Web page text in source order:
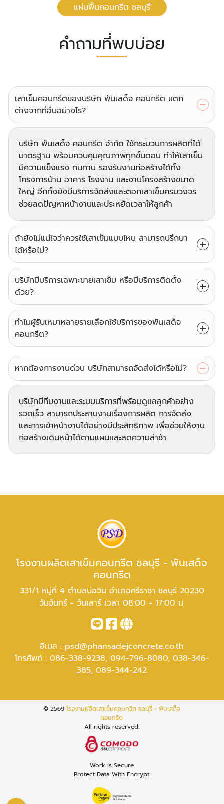
แผ่นพื้นคอนกรีต ชลบุรี
คำถามที่พบบ่อย
เสาเข็มคอนกรีตของบริษัท พันเสด็จ คอนกรีต แตก
ต่างจากที่อื่นอย่างไร?
บริษัท พันเสด็จ คอนกรีต จำกัด ใช้กระบวนการผลิตที่ได้
มาตรฐาน พร้อมควบคุมคุณภาพทุกขั้นตอน ทำให้เสาเข็ม
มีความแข็งแรง ทนทาน รองรับงานก่อสร้างได้ทั้ง
โครงการบ้าน อาคาร โรงงาน และงานโครงสร้างขนาด
ใหญ่ อีกทั้งยังมีบริการจัดส่งและตอกเสาเข็มครบวงจร
ช่วยลดปัญหาหน้างานและประหยัดเวลาให้ลูกค้า
ถ้ายังไม่แน่ใจว่าควรใช้เสาเข็มแบบไหน สามารถปรึกษา
ได้หรือไม่?
บริษัทมีบริการเฉพาะขายเสาเข็ม หรือมีบริการติดตั้ง
ด้วย?
ทำไมผู้รับเหมาหลายรายเลือกใช้บริการของพันเสด็จ
คอนกรีต?
หากต้องการงานด่วน บริษัทสามารถจัดส่งได้หรือไม่?
บริษัทมีทีมงานและระบบบริการที่พร้อมดูแลลูกค้าอย่าง
รวดเร็ว สามารถประสานงานเรื่องการผลิต การจัดส่ง
และการเข้าหน้างานได้อย่างมีประสิทธิภาพ เพื่อช่วยให้งาน
ก่อสร้างเดินหน้าได้ตามแผนและลดความล่าช้า
โรงงานผลิตเสาเข็มคอนกรีต ชลบุรี - พันเสด็จ
คอนกรีต
331/1 หมู่ที่ 4 ตำบลบ่อวิน อำเภอศรีราชา ชลบุรี 20230
วันจันทร์ - วันเสาร์ เวลา 08:00 - 17:00 น.
อีเมล : psd@phansadejconcrete.co.th
โทรศัพท์ : 086-338-9238, 094-796-8080, 038-346-
385, 089-344-242
© 2569 โรงงานผลิตเสาเข็มคอนกรีต ชลบุรี - พันเสด็จ
คอนกรีต
All rights reserved.
Work is Secure
Protect Data With Encrypt